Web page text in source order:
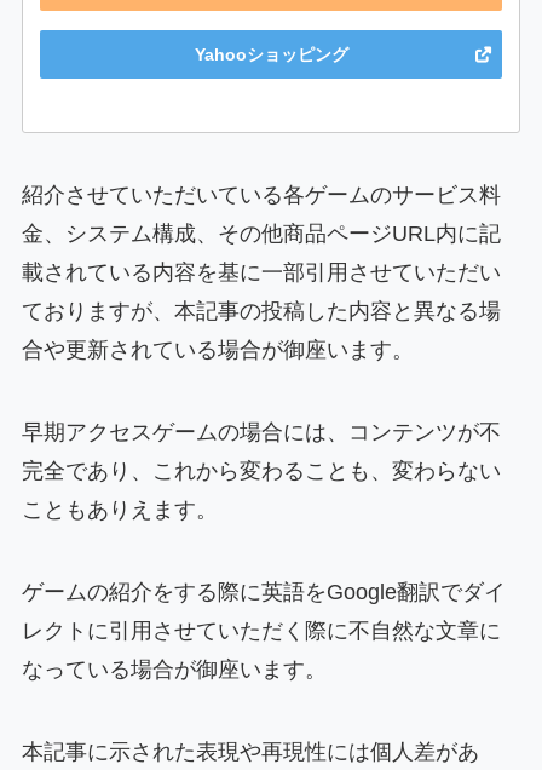
Yahooショッピング
紹介させていただいている各ゲームのサービス料
金、システム構成、その他商品ページURL内に記
載されている内容を基に一部引用させていただい
ておりますが、本記事の投稿した内容と異なる場
合や更新されている場合が御座います。
早期アクセスゲームの場合には、コンテンツが不
完全であり、これから変わることも、変わらない
こともありえます。
ゲームの紹介をする際に英語をGoogle翻訳でダイ
レクトに引用させていただく際に不自然な文章に
なっている場合が御座います。
本記事に示された表現や再現性には個人差があ